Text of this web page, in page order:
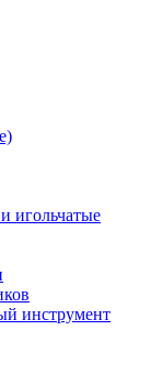
игольчатые
инструмент